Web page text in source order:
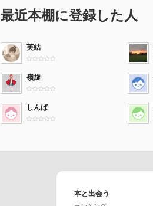
最近本棚に登録した人
芙結
嶺旋
しんば
本と出会う